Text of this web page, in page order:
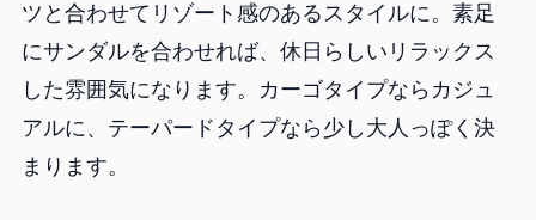
ツと合わせてリゾート感のあるスタイルに。素足
にサンダルを合わせれば、休日らしいリラックス
した雰囲気になります。カーゴタイプならカジュ
アルに、テーパードタイプなら少し大人っぽく決
まります。